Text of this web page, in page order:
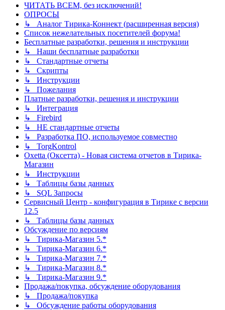
ЧИТАТЬ ВСЕМ, без исключений!
ОПРОСЫ
↳ Аналог Тирика-Коннект (расширенная версия)
Список нежелательных посетителей форума!
Бесплатные разработки, решения и инструкции
↳ Наши бесплатные разработки
↳ Стандартные отчеты
↳ Скрипты
↳ Инструкции
↳ Пожелания
Платные разработки, решения и инструкции
↳ Интеграция
↳ Firebird
↳ НЕ стандартные отчеты
↳ Разработка ПО, используемое совместно
↳ TorgKontrol
Oxetta (Оксетта) - Новая система отчетов в Тирика-
Магазин
↳ Инструкции
↳ Таблицы базы данных
↳ SQL Запросы
Сервисный Центр - конфигурация в Тирике с версии
12.5
↳ Таблицы базы данных
Обсуждение по версиям
↳ Тирика-Магазин 5.*
↳ Тирика-Магазин 6.*
↳ Тирика-Магазин 7.*
↳ Тирика-Магазин 8.*
↳ Тирика-Магазин 9.*
Продажа/покупка, обсуждение оборудования
↳ Продажа/покупка
↳ Обсуждение работы оборудования